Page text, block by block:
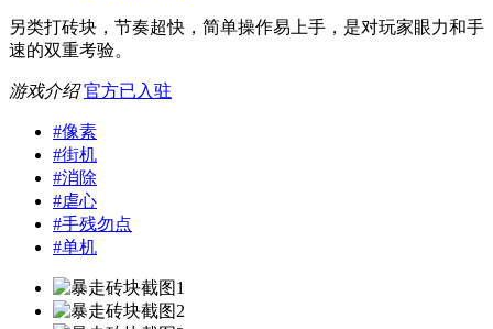
另类打砖块，节奏超快，简单操作易上手，是对玩家眼力和手
速的双重考验。
游戏介绍 官方已入驻
#像素
#街机
#消除
#虐心
#手残勿点
#单机